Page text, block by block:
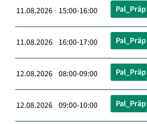
11.08.2026 15:00-16:00 Pal_Präp
11.08.2026 16:00-17:00 Pal_Präp
12.08.2026 08:00-09:00 Pal_Präp
12.08.2026 09:00-10:00 Pal_Präp